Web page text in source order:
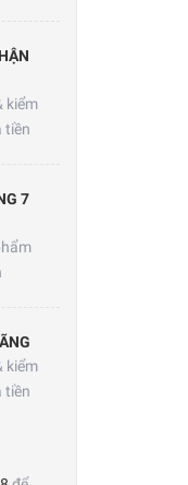
kiểm
tiền
7
kiểm
tiền